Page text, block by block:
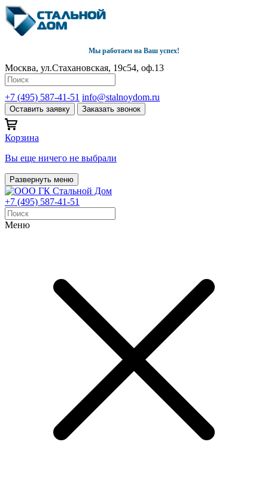
Мы работаем на Ваш успех!
Москва, ул.Стахановская, 19с54, оф.13
+7 (495) 587-41-51 info@stalnoydom.ru
Оставить заявку Заказать звонок
Корзина
Вы еще ничего не выбрали
Развернуть меню
+7 (495) 587-41-51
Меню